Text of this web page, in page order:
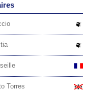
Torres